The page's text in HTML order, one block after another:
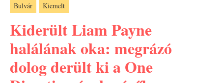
Bulvár Kiemelt
Kiderült Liam Payne
halálának oka: megrázó
dolog derült ki a One